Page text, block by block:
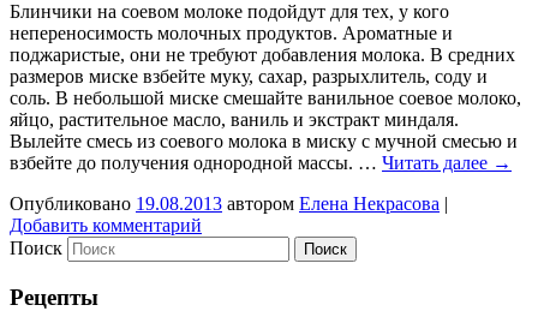
Блинчики на соевом молоке подойдут для тех, у кого
непереносимость молочных продуктов. Ароматные и
поджаристые, они не требуют добавления молока. В средних
размеров миске взбейте муку, сахар, разрыхлитель, соду и
соль. В небольшой миске смешайте ванильное соевое молоко,
яйцо, растительное масло, ваниль и экстракт миндаля.
Вылейте смесь из соевого молока в миску с мучной смесью и
взбейте до получения однородной массы. … Читать далее →
Опубликовано 19.08.2013 автором Елена Некрасова |
Добавить комментарий
Поиск
Рецепты